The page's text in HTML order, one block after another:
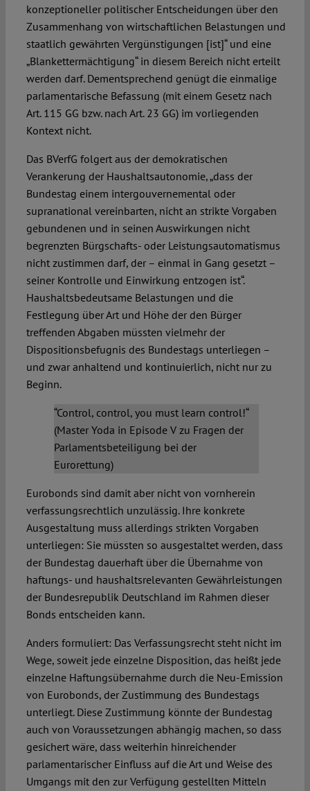
konzeptioneller politischer Entscheidungen über den
Zusammenhang von wirtschaftlichen Belastungen und
staatlich gewährten Vergünstigungen [ist]“ und eine
„Blankettermächtigung“ in diesem Bereich nicht erteilt
werden darf. Dementsprechend genügt die einmalige
parlamentarische Befassung (mit einem Gesetz nach
Art. 115 GG bzw. nach Art. 23 GG) im vorliegenden
Kontext nicht.
Das BVerfG folgert aus der demokratischen
Verankerung der Haushaltsautonomie, „dass der
Bundestag einem intergouvernemental oder
supranational vereinbarten, nicht an strikte Vorgaben
gebundenen und in seinen Auswirkungen nicht
begrenzten Bürgschafts- oder Leistungsautomatismus
nicht zustimmen darf, der – einmal in Gang gesetzt –
seiner Kontrolle und Einwirkung entzogen ist“.
Haushaltsbedeutsame Belastungen und die
Festlegung über Art und Höhe der den Bürger
treffenden Abgaben müssten vielmehr der
Dispositionsbefugnis des Bundestags unterliegen –
und zwar anhaltend und kontinuierlich, nicht nur zu
Beginn.
“Control, control, you must learn control!“
(Master Yoda in Episode V zu Fragen der
Parlamentsbeteiligung bei der
Eurorettung)
Eurobonds sind damit aber nicht von vornherein
verfassungsrechtlich unzulässig. Ihre konkrete
Ausgestaltung muss allerdings strikten Vorgaben
unterliegen: Sie müssten so ausgestaltet werden, dass
der Bundestag dauerhaft über die Übernahme von
haftungs- und haushaltsrelevanten Gewährleistungen
der Bundesrepublik Deutschland im Rahmen dieser
Bonds entscheiden kann.
Anders formuliert: Das Verfassungsrecht steht nicht im
Wege, soweit jede einzelne Disposition, das heißt jede
einzelne Haftungsübernahme durch die Neu-Emission
von Eurobonds, der Zustimmung des Bundestags
unterliegt. Diese Zustimmung könnte der Bundestag
auch von Voraussetzungen abhängig machen, so dass
gesichert wäre, dass weiterhin hinreichender
parlamentarischer Einfluss auf die Art und Weise des
Umgangs mit den zur Verfügung gestellten Mitteln